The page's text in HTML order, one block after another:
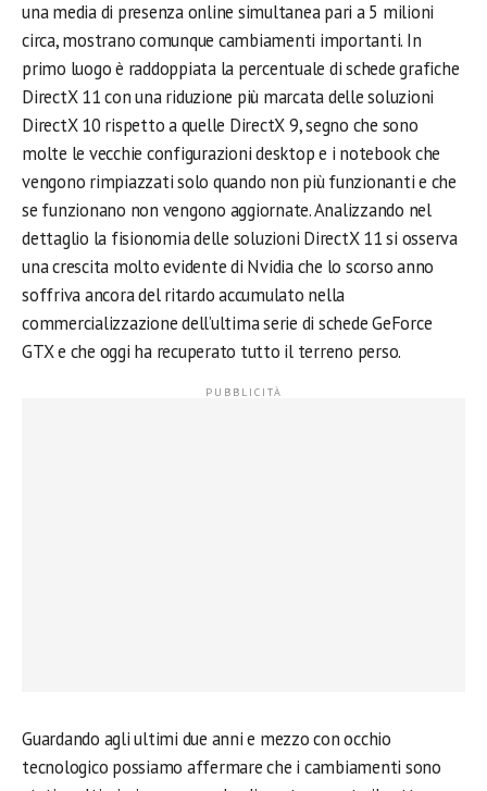
una media di presenza online simultanea pari a 5 milioni
circa, mostrano comunque cambiamenti importanti. In
primo luogo è raddoppiata la percentuale di schede grafiche
DirectX 11 con una riduzione più marcata delle soluzioni
DirectX 10 rispetto a quelle DirectX 9, segno che sono
molte le vecchie configurazioni desktop e i notebook che
vengono rimpiazzati solo quando non più funzionanti e che
se funzionano non vengono aggiornate. Analizzando nel
dettaglio la fisionomia delle soluzioni DirectX 11 si osserva
una crescita molto evidente di Nvidia che lo scorso anno
soffriva ancora del ritardo accumulato nella
commercializzazione dell’ultima serie di schede GeForce
GTX e che oggi ha recuperato tutto il terreno perso.
Guardando agli ultimi due anni e mezzo con occhio
tecnologico possiamo affermare che i cambiamenti sono